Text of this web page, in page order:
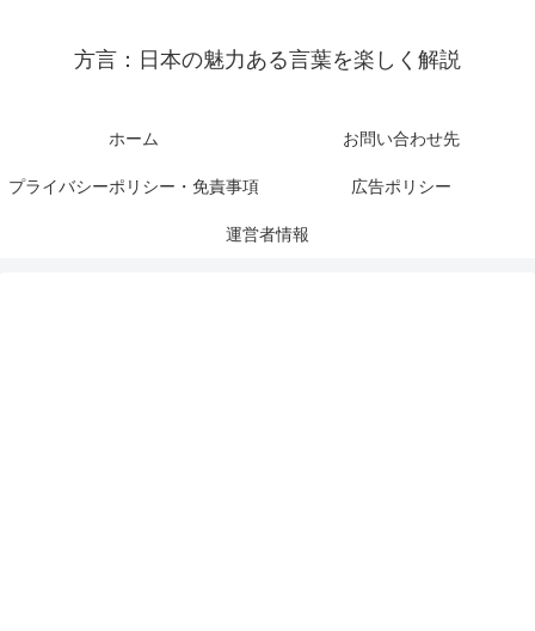
方言：日本の魅力ある言葉を楽しく解説
ホーム お問い合わせ先
プライバシーポリシー・免責事項 広告ポリシー
運営者情報